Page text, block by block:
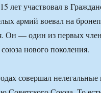
лет участвовал в
армий воевал на
Он — один из первых
союза нового поколения.
совершал нелегальные